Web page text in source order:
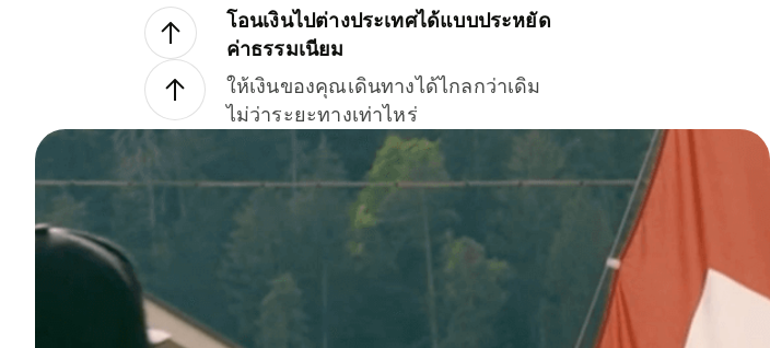
โอนเงินไปต่างประเทศได้แบบประหยัด
ค่าธรรมเนียม
ให้เงินของคุณเดินทางได้ไกลกว่าเดิม
ไม่ว่าระยะทางเท่าไหร่